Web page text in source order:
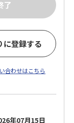
に登録する
合わせはこちら
年07月15日